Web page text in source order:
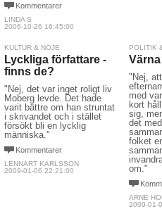
Kommentarer
LINDA S
2006-10-26 16:45:00
KULTUR & NÖJE
Lyckliga författare -
finns de?
"Nej, det var inget roligt liv
Moberg levde. Det hade
varit bättre om han struntat
i skrivandet och i stället
försökt bli en lycklig
människa."
Kommentarer
LENNART KARLSSON
2009-01-06 22:21:00
POLITIK
"Nej,
med
kort
sig,
det
folket
om."
ARNE
2009-01-